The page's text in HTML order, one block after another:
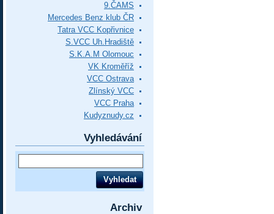
9.ČAMS
Mercedes Benz klub ČR
Tatra VCC Kopřivnice
S.VCC Uh.Hradiště
S.K.A.M Olomouc
VK Kroměříž
VCC Ostrava
Zlínský VCC
VCC Praha
Kudyznudy.cz
Vyhledávání
Archiv